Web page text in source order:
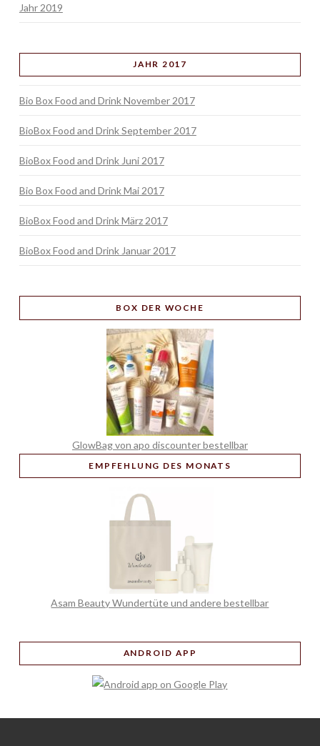
Jahr 2019
JAHR 2017
Bio Box Food and Drink November 2017
BioBox Food and Drink September 2017
BioBox Food and Drink Juni 2017
Bio Box Food and Drink Mai 2017
BioBox Food and Drink März 2017
BioBox Food and Drink Januar 2017
BOX DER WOCHE
GlowBag von apo discounter bestellbar
EMPFEHLUNG DES MONATS
Asam Beauty Wundertüte und andere bestellbar
ANDROID APP